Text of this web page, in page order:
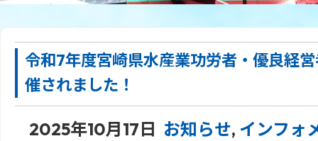
令和7年度宮崎県水産業功労者・優良経
催されました！
2025年10月17日 お知らせ, インフォ